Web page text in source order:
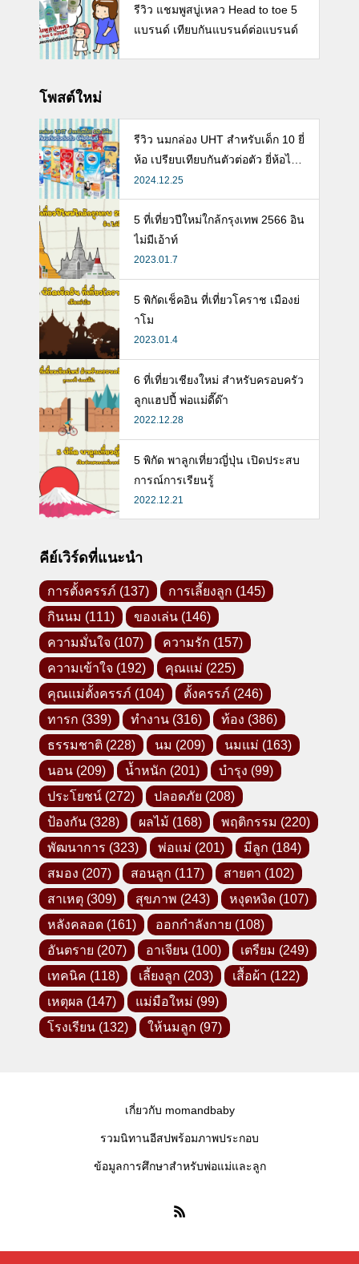
รีวิว แชมพูสบู่เหลว Head to toe 5
แบรนด์ เทียบกันแบรนด์ต่อแบรนด์
โพสต์ใหม่
รีวิว นมกล่อง UHT สำหรับเด็ก 10 ยี่
ห้อ เปรียบเทียบกันตัวต่อตัว ยี่ห้อไห
นดี พร้อมแนะวิธีการเลือกนมกล่องใ
ห้ลูก
2024.12.25
5 ที่เที่ยวปีใหม่ใกล้กรุงเทพ 2566 อิน
ไม่มีเอ้าท์
2023.01.7
5 พิกัดเช็คอิน ที่เที่ยวโคราช เมืองย่
าโม
2023.01.4
6 ที่เที่ยวเชียงใหม่ สำหรับครอบครัว
ลูกแฮปปี้ พ่อแม่ดี๊ด๊า
2022.12.28
5 พิกัด พาลูกเที่ยวญี่ปุ่น เปิดประสบ
การณ์การเรียนรู้
2022.12.21
คีย์เวิร์ดที่แนะนำ
การตั้งครรภ์ (137) การเลี้ยงลูก (145)
กินนม (111) ของเล่น (146)
ความมั่นใจ (107) ความรัก (157)
ความเข้าใจ (192) คุณแม่ (225)
คุณแม่ตั้งครรภ์ (104) ตั้งครรภ์ (246)
ทารก (339) ทำงาน (316) ท้อง (386)
ธรรมชาติ (228) นม (209) นมแม่ (163)
นอน (209) น้ำหนัก (201) บำรุง (99)
ประโยชน์ (272) ปลอดภัย (208)
ป้องกัน (328) ผลไม้ (168) พฤติกรรม (220)
พัฒนาการ (323) พ่อแม่ (201) มีลูก (184)
สมอง (207) สอนลูก (117) สายตา (102)
สาเหตุ (309) สุขภาพ (243) หงุดหงิด (107)
หลังคลอด (161) ออกกำลังกาย (108)
อันตราย (207) อาเจียน (100) เตรียม (249)
เทคนิค (118) เลี้ยงลูก (203) เสื้อผ้า (122)
เหตุผล (147) แม่มือใหม่ (99)
โรงเรียน (132) ให้นมลูก (97)
เกี่ยวกับ momandbaby
รวมนิทานอีสปพร้อมภาพประกอบ
ข้อมูลการศึกษาสำหรับพ่อแม่และลูก